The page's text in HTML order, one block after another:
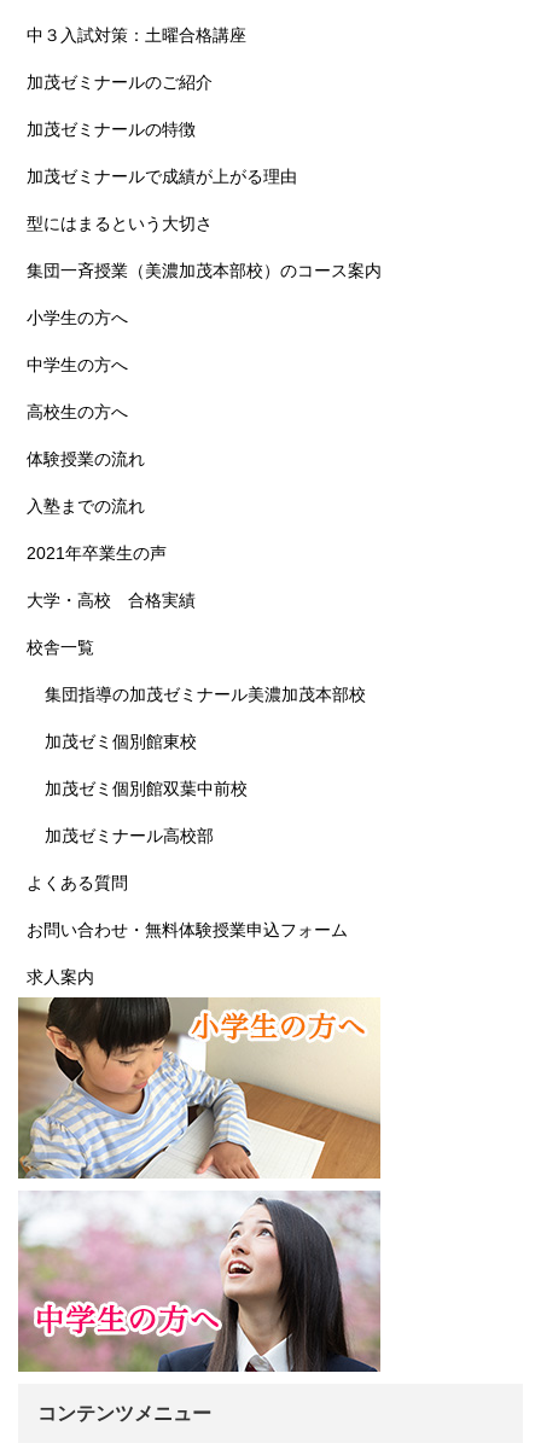
中３入試対策：土曜合格講座
加茂ゼミナールのご紹介
加茂ゼミナールの特徴
加茂ゼミナールで成績が上がる理由
型にはまるという大切さ
集団一斉授業（美濃加茂本部校）のコース案内
小学生の方へ
中学生の方へ
高校生の方へ
体験授業の流れ
入塾までの流れ
2021年卒業生の声
大学・高校 合格実績
校舎一覧
集団指導の加茂ゼミナール美濃加茂本部校
加茂ゼミ個別館東校
加茂ゼミ個別館双葉中前校
加茂ゼミナール高校部
よくある質問
お問い合わせ・無料体験授業申込フォーム
求人案内
コンテンツメニュー